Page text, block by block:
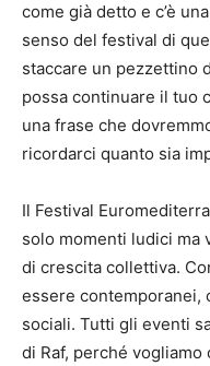
come già detto e c’è
senso del festival di
staccare un pezzettino
possa continuare il tuo
una frase che
ricordarci quanto sia
Il Festival
solo momenti ludici ma
di crescita collettiva.
essere contemporanei,
sociali. Tutti gli eventi
di Raf, perché